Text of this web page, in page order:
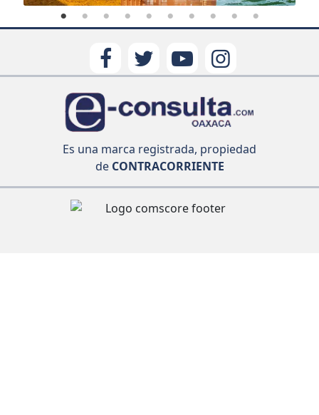
Es una marca registrada, propiedad
deCONTRACORRIENTE